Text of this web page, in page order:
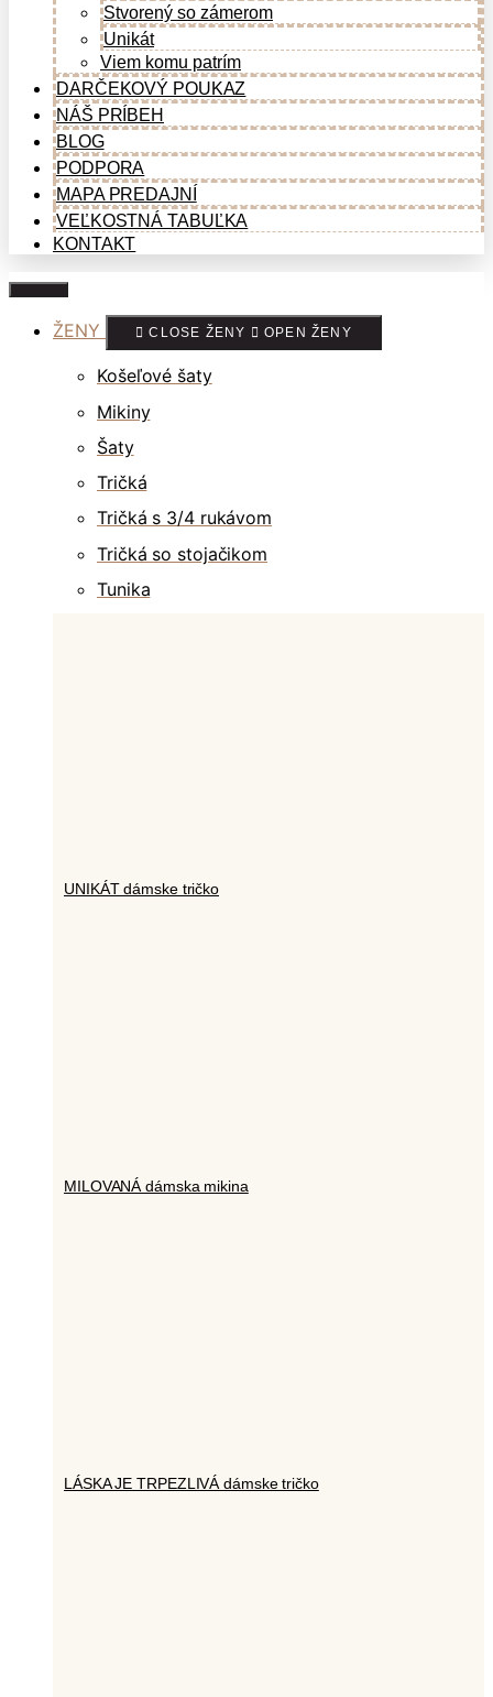
Stvorený so zámerom
Unikát
Viem komu patrím
DARČEKOVÝ POUKAZ
NÁŠ PRÍBEH
BLOG
PODPORA
MAPA PREDAJNÍ
VEĽKOSTNÁ TABUĽKA
KONTAKT
ŽENY CLOSE ŽENY OPEN ŽENY
Košeľové šaty
Mikiny
Šaty
Tričká
Tričká s 3/4 rukávom
Tričká so stojačikom
Tunika
UNIKÁT dámske tričko
MILOVANÁ dámska mikina
LÁSKA JE TRPEZLIVÁ dámske tričko